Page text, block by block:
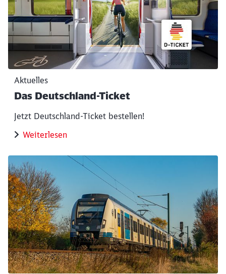
Aktuelles
Das Deutschland-Ticket
Jetzt Deutschland-Ticket bestellen!
Weiterlesen